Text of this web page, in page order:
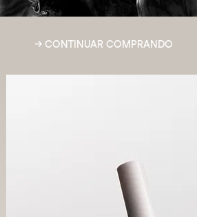
→ CONTINUAR COMPRANDO